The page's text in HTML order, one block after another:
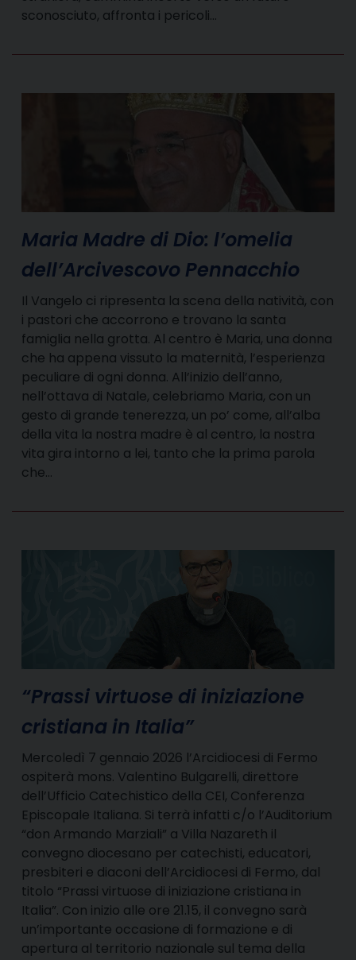
sconosciuto, affronta i pericoli…
Maria Madre di Dio: l’omelia
dell’Arcivescovo Pennacchio
Il Vangelo ci ripresenta la scena della natività, con
i pastori che accorrono e trovano la santa
famiglia nella grotta. Al centro è Maria, una donna
che ha appena vissuto la maternità, l’esperienza
peculiare di ogni donna. All’inizio dell’anno,
nell’ottava di Natale, celebriamo Maria, con un
gesto di grande tenerezza, un po’ come, all’alba
della vita la nostra madre è al centro, la nostra
vita gira intorno a lei, tanto che la prima parola
che…
“Prassi virtuose di iniziazione
cristiana in Italia”
Mercoledì 7 gennaio 2026 l’Arcidiocesi di Fermo
ospiterà mons. Valentino Bulgarelli, direttore
dell’Ufficio Catechistico della CEI, Conferenza
Episcopale Italiana. Si terrà infatti c/o l’Auditorium
“don Armando Marziali” a Villa Nazareth il
convegno diocesano per catechisti, educatori,
presbiteri e diaconi dell’Arcidiocesi di Fermo, dal
titolo “Prassi virtuose di iniziazione cristiana in
Italia”. Con inizio alle ore 21.15, il convegno sarà
un’importante occasione di formazione e di
apertura al territorio nazionale sul tema della